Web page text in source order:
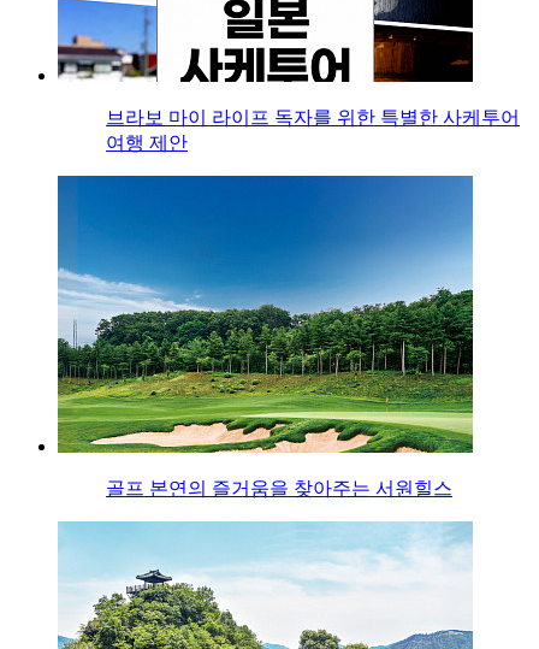
브라보 마이 라이프 독자를 위한 특별한 사케투어
여행 제안
골프 본연의 즐거움을 찾아주는 서원힐스